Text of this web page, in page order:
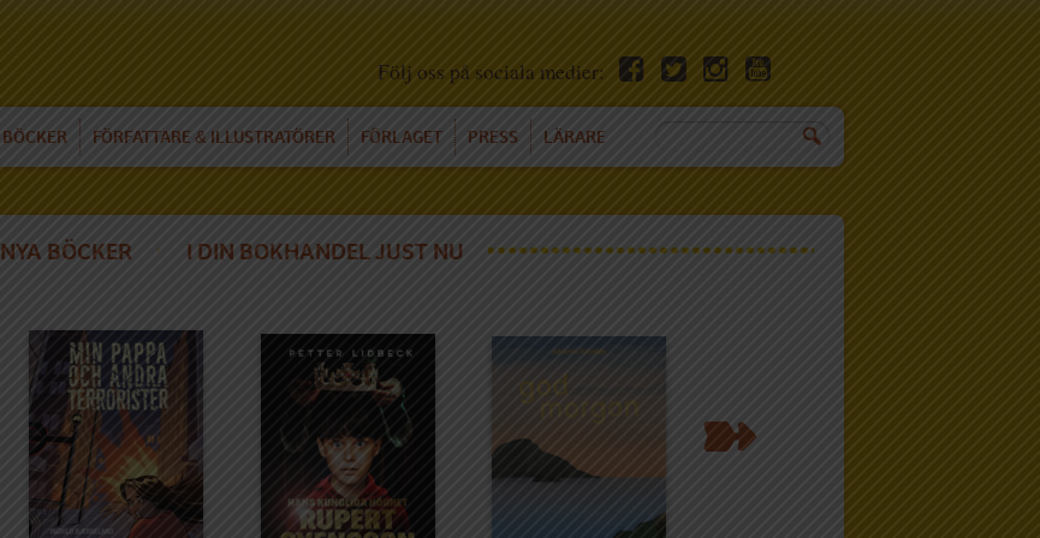
Följ oss på sociala medier:
BÖCKER FÖRFATTARE & ILLUSTRATÖRER FÖRLAGET PRESS LÄRARE
NYA BÖCKER I DIN BOKHANDEL JUST NU